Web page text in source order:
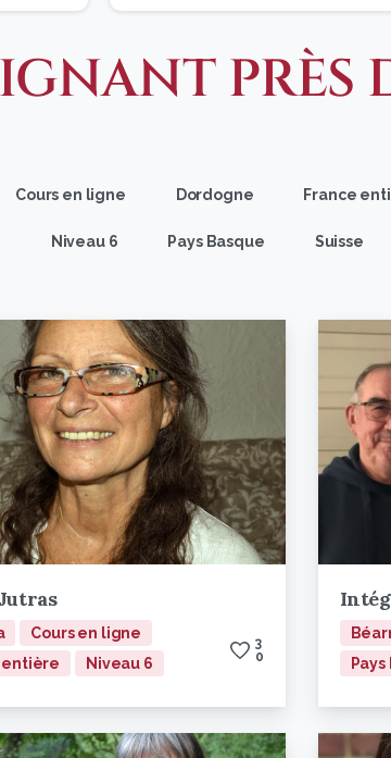
PRÈS
Cours en ligne Dordogne France
Niveau 6 Pays Basque Suisse
Cours en ligne
entière
Niveau 6
3
0